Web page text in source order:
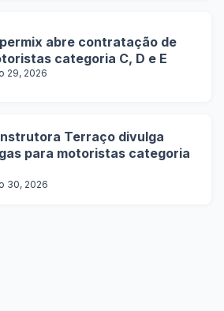
abre contratação de
categoria C, D e E
29, 2026
Terraço divulga
para motoristas categoria
30, 2026